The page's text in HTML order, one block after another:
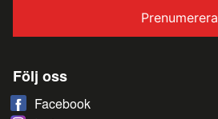
Prenumerera
Följ oss
Facebook